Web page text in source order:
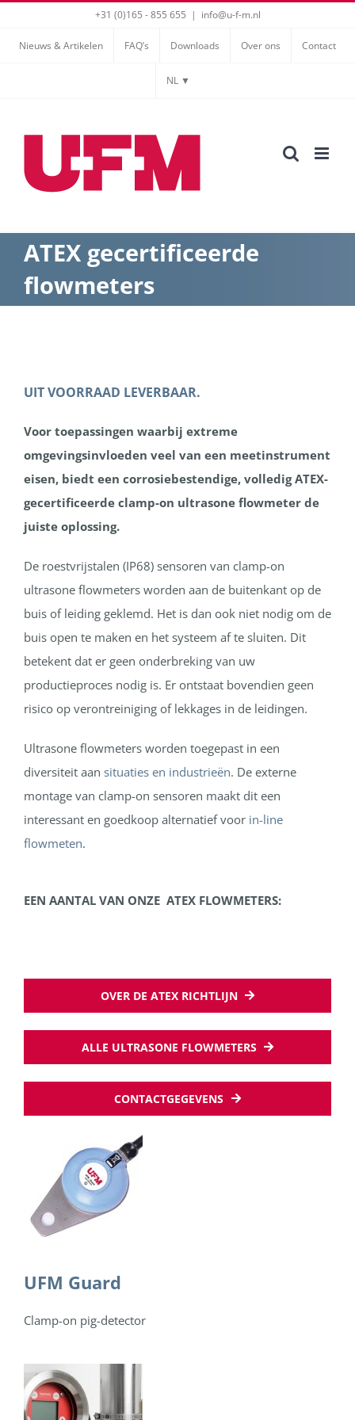
+31 (0)165 - 855 655 | info@u-f-m.nl
Nieuws & Artikelen FAQ’s Downloads Over ons Contact
NL ▼
ATEX gecertificeerde
flowmeters
UIT VOORRAAD LEVERBAAR.
Voor toepassingen waarbij extreme
omgevingsinvloeden veel van een meetinstrument
eisen, biedt een corrosiebestendige, volledig ATEX-
gecertificeerde clamp-on ultrasone flowmeter de
juiste oplossing.
De roestvrijstalen (IP68) sensoren van clamp-on
ultrasone flowmeters worden aan de buitenkant op de
buis of leiding geklemd. Het is dan ook niet nodig om de
buis open te maken en het systeem af te sluiten. Dit
betekent dat er geen onderbreking van uw
productieproces nodig is. Er ontstaat bovendien geen
risico op verontreiniging of lekkages in de leidingen.
Ultrasone flowmeters worden toegepast in een
diversiteit aan situaties en industrieën. De externe
montage van clamp-on sensoren maakt dit een
interessant en goedkoop alternatief voor in-line
flowmeten.
EEN AANTAL VAN ONZE ATEX FLOWMETERS:
OVER DE ATEX RICHTLIJN
ALLE ULTRASONE FLOWMETERS
CONTACTGEGEVENS
UFM Guard
Clamp-on pig-detector